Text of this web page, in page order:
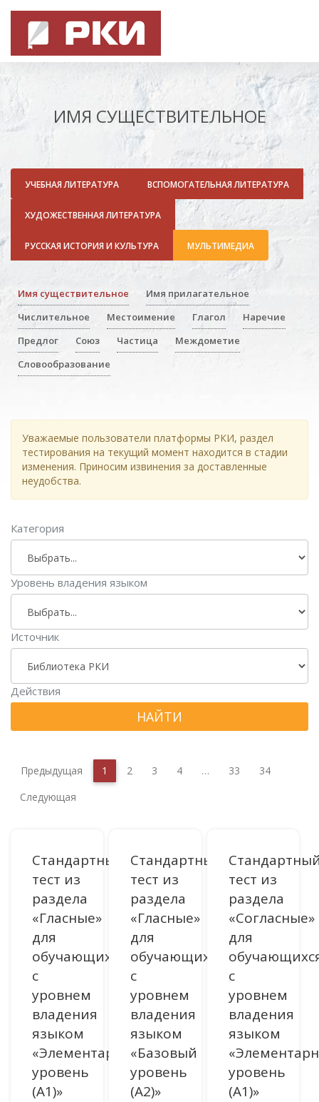
ИМЯ СУЩЕСТВИТЕЛЬНОЕ
УЧЕБНАЯ ЛИТЕРАТУРА ВСПОМОГАТЕЛЬНАЯ ЛИТЕРАТУРА
ХУДОЖЕСТВЕННАЯ ЛИТЕРАТУРА
РУССКАЯ ИСТОРИЯ И КУЛЬТУРА МУЛЬТИМЕДИА
Имя существительное
Имя прилагательное
Числительное
Местоимение Глагол
Наречие
Предлог
Союз Частица
Междометие
Словообразование
Уважаемые пользователи платформы РКИ, раздел
тестирования на текущий момент находится в стадии
изменения. Приносим извинения за доставленные
неудобства.
Категория
Уровень владения языком
Источник
Действия
НАЙТИ
Предыдущая 1 2 3 4 … 33
34
Следующая
Стандартный
тест из
раздела
«Гласные»
для
обучающихся
с
уровнем
владения
языком
«Элементарный
уровень
(A1)»
Стандартный
тест из
раздела
«Гласные»
для
обучающихся
с
уровнем
владения
языком
«Базовый
уровень
(A2)»
тест из
раздела
«Согласные»
для
с
уровнем
владения
языком
уровень
(A1)»